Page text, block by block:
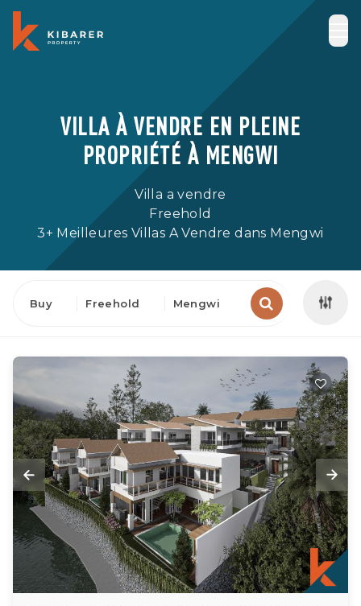
VILLA À VENDRE EN PLEINE
PROPRIÉTÉ À MENGWI
Villa a vendre
Freehold
3+ Meilleures Villas A Vendre dans Mengwi
Buy Freehold Mengwi